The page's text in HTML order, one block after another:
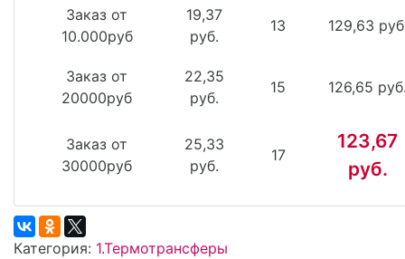
Заказ от
10.000руб
19,37
руб.
13 129,63
Заказ от
20000руб
22,35
руб.
15 126,65
Заказ от
30000руб
25,33
руб.
17
123,67
руб.
Категория: 1.Термотрансферы